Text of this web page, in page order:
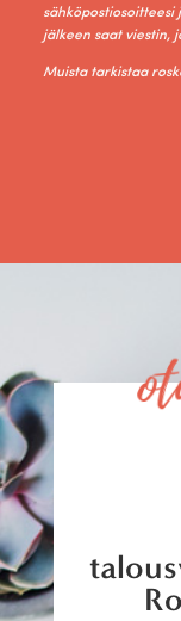
sähköpostiosoitteesi
jälkeen saat viestin,
Muista tarkistaa